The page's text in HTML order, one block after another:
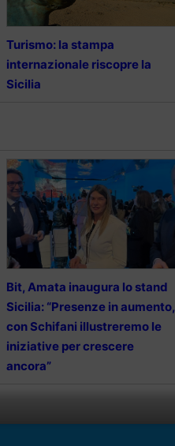
Turismo: la stampa
internazionale riscopre la
Sicilia
Bit, Amata inaugura lo stand
Sicilia: “Presenze in aumento,
con Schifani illustreremo le
iniziative per crescere
ancora”